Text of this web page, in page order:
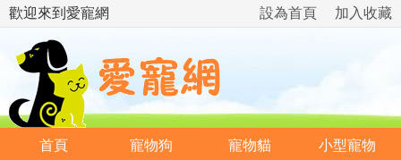
歡迎來到愛寵網 加入收藏
設為首頁
首頁 寵物狗 寵物貓 小型寵物